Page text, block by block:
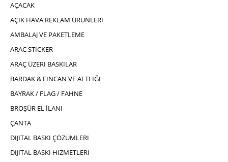
AÇACAK
AÇIK HAVA REKLAM ÜRÜNLERI
AMBALAJ VE PAKETLEME
ARAC STICKER
ARAÇ ÜZERI BASKILAR
BARDAK & FINCAN VE ALTLIĞI
BAYRAK / FLAG / FAHNE
BROŞÜR EL İLANI
ÇANTA
DIJITAL BASKI ÇÖZÜMLERI
DIJITAL BASKI HIZMETLERI